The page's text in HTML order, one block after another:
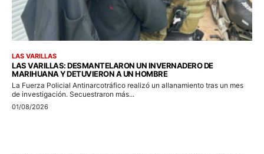
LAS VARILLAS
LAS VARILLAS: DESMANTELARON UN INVERNADERO DE
MARIHUANA Y DETUVIERON A UN HOMBRE
La Fuerza Policial Antinarcotráfico realizó un allanamiento tras un mes
de investigación. Secuestraron más...
01/08/2026